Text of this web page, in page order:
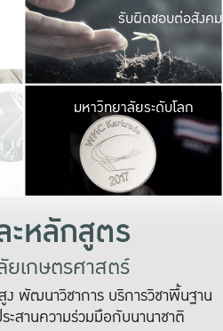
เปิดประ
และพบเรื่องราวใ
รับผิดชอบต่อสังคม
มหาวิ
เปลี่ยนแปลง แล
เพื่อทำง
ระบบสารสนเทศ
มหาวิทยาลัยระดับโลก
หลักสูตร
เกษตรศาสตร์
พัฒนาวิชาการ บริการวิชาพื้นฐาน
ะสานความร่วมมือกับนานาชาติ